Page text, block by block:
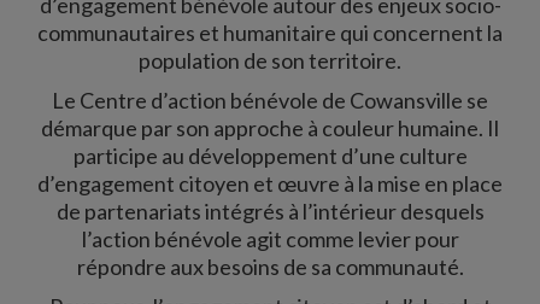
communautaires et humanitaire qui concernent la
population de son territoire.
Le Centre d’action bénévole de Cowansville se
démarque par son approche à couleur humaine. Il
participe au développement d’une culture
d’engagement citoyen et œuvre à la mise en place
de partenariats intégrés à l’intérieur desquels
l’action bénévole agit comme levier pour
répondre aux besoins de sa communauté.